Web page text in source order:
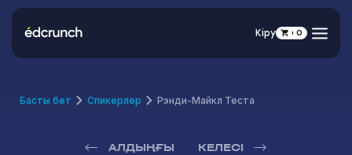
Кіру 0
Басты бет Спикерлер Рэнди-Майкл Теста
АЛДЫҢҒЫ КЕЛЕСІ